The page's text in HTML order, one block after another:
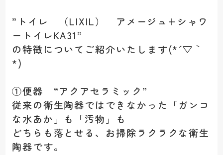
”トイレ （LIXIL） アメージュ+シャワ
ートイレKA31”
の特徴についてご紹介いたします(*´▽｀
*)
①便器 “アクアセラミック”
従来の衛生陶器ではできなかった「ガンコ
な水あか」も「汚物」も
どちらも落とせる、お掃除ラクラクな衛生
陶器です。